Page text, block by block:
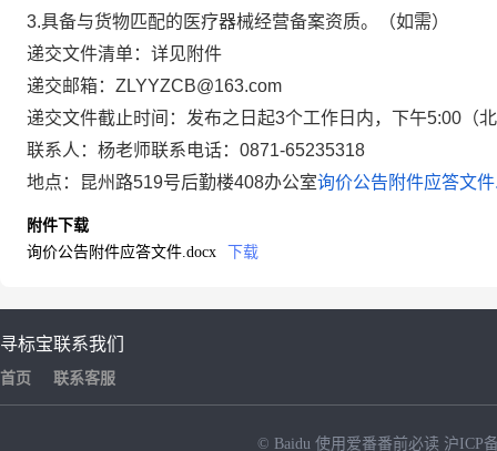
3.具备与货物匹配的医疗器械经营备案资质。（如需）
递交文件清单：详见附件
递交邮箱：ZLYYZCB@163.com
递交文件截止时间：发布之日起3个工作日内，下午5:00（
联系人：杨老师联系电话： 0871-65235318
地点：
昆州路519号后勤楼408办公室询价公告附件应答文
附件下载
询价公告附件应答文件.docx
下载
寻标宝
首页
联系我们
联系客服
© Baidu 使用爱番番前必读 沪ICP